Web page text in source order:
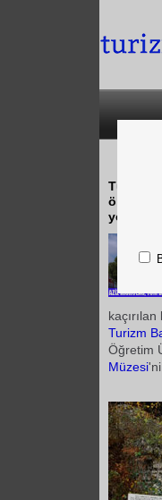
Tüm
ölen
yer aldı
Turizm
Öğretim
Müzesi